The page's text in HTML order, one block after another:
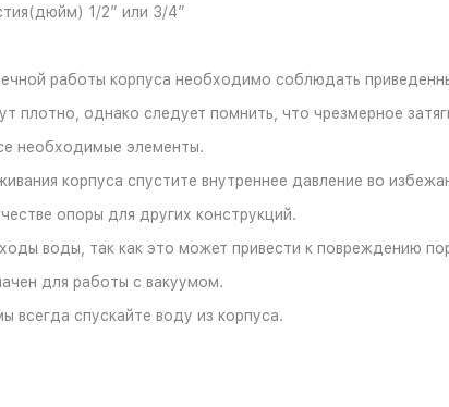
1/2” или 3/4”
работы корпуса необходимо соблюдать
плотно, однако следует помнить, что чрезмерное
необходимые элементы.
корпуса спустите внутреннее давление во
опоры для других конструкций.
воды, так как это может привести к повреждению
для работы с вакуумом.
всегда спускайте воду из корпуса.